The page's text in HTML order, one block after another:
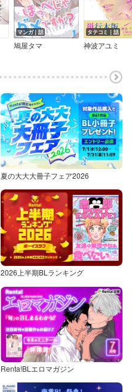
マンガ｜話
鳩屋タマ
タテコミ｜話
神波アユミ
夏の大大大冊子フェア2026
2026上半期BLランキング
Renta!BLエロマガジン